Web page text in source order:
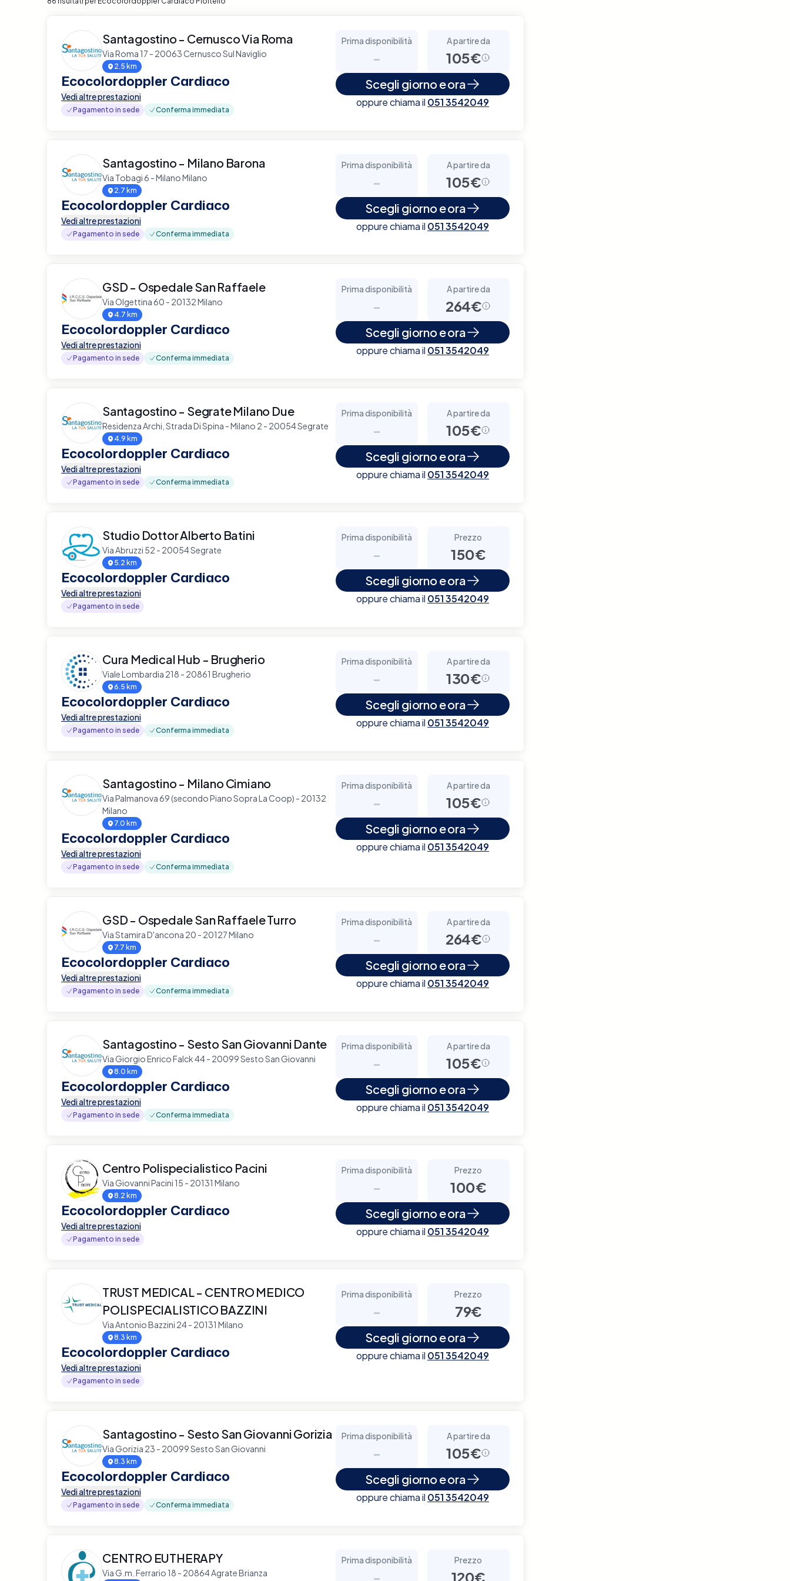
Santagostino - Cernusco Via Roma
Via Roma 17 - 20063 Cernusco Sul Naviglio
2.5 km
Ecocolordoppler Cardiaco
Vedi altre prestazioni
Pagamento in sede Conferma immediata
Prima disponibilità
-
A partire da
105€
Scegli giorno e ora
oppure chiama il 051 3542049
Santagostino - Milano Barona
Via Tobagi 6 - Milano Milano
2.7 km
Ecocolordoppler Cardiaco
Vedi altre prestazioni
Pagamento in sede Conferma immediata
Prima disponibilità
-
A partire da
105€
Scegli giorno e ora
oppure chiama il 051 3542049
GSD - Ospedale San Raffaele
Via Olgettina 60 - 20132 Milano
4.7 km
Ecocolordoppler Cardiaco
Vedi altre prestazioni
Pagamento in sede Conferma immediata
Prima disponibilità
-
A partire da
264€
Scegli giorno e ora
oppure chiama il 051 3542049
Santagostino - Segrate Milano Due
Residenza Archi, Strada Di Spina - Milano 2 - 20054 Segrate
4.9 km
Ecocolordoppler Cardiaco
Vedi altre prestazioni
Pagamento in sede Conferma immediata
Prima disponibilità
-
A partire da
105€
Scegli giorno e ora
oppure chiama il 051 3542049
Studio Dottor Alberto Batini
Via Abruzzi 52 - 20054 Segrate
5.2 km
Ecocolordoppler Cardiaco
Vedi altre prestazioni
Pagamento in sede
Prima disponibilità
-
Prezzo
150€
Scegli giorno e ora
oppure chiama il 051 3542049
Cura Medical Hub - Brugherio
Viale Lombardia 218 - 20861 Brugherio
6.5 km
Ecocolordoppler Cardiaco
Vedi altre prestazioni
Pagamento in sede Conferma immediata
Prima disponibilità
-
A partire da
130€
Scegli giorno e ora
oppure chiama il 051 3542049
Santagostino - Milano Cimiano
Via Palmanova 69 (secondo Piano Sopra La Coop) - 20132
Milano
7.0 km
Ecocolordoppler Cardiaco
Vedi altre prestazioni
Pagamento in sede Conferma immediata
Prima disponibilità
-
A partire da
105€
Scegli giorno e ora
oppure chiama il 051 3542049
GSD - Ospedale San Raffaele Turro
Via Stamira D'ancona 20 - 20127 Milano
7.7 km
Ecocolordoppler Cardiaco
Vedi altre prestazioni
Pagamento in sede Conferma immediata
Prima disponibilità
-
A partire da
264€
Scegli giorno e ora
oppure chiama il 051 3542049
Santagostino - Sesto San Giovanni Dante
Via Giorgio Enrico Falck 44 - 20099 Sesto San Giovanni
8.0 km
Ecocolordoppler Cardiaco
Vedi altre prestazioni
Pagamento in sede Conferma immediata
Prima disponibilità
-
A partire da
105€
Scegli giorno e ora
oppure chiama il 051 3542049
Centro Polispecialistico Pacini
Via Giovanni Pacini 15 - 20131 Milano
8.2 km
Ecocolordoppler Cardiaco
Vedi altre prestazioni
Pagamento in sede
Prima disponibilità
-
Prezzo
100€
Scegli giorno e ora
oppure chiama il 051 3542049
TRUST MEDICAL - CENTRO MEDICO
POLISPECIALISTICO BAZZINI
Via Antonio Bazzini 24 - 20131 Milano
8.3 km
Ecocolordoppler Cardiaco
Vedi altre prestazioni
Pagamento in sede
Prima disponibilità
-
Prezzo
79€
Scegli giorno e ora
oppure chiama il 051 3542049
Santagostino - Sesto San Giovanni Gorizia
Via Gorizia 23 - 20099 Sesto San Giovanni
8.3 km
Ecocolordoppler Cardiaco
Vedi altre prestazioni
Pagamento in sede Conferma immediata
Prima disponibilità
-
A partire da
105€
Scegli giorno e ora
oppure chiama il 051 3542049
CENTRO EUTHERAPY
Via G.m. Ferrario 18 - 20864 Agrate Brianza
Prima disponibilità
-
Prezzo
120€